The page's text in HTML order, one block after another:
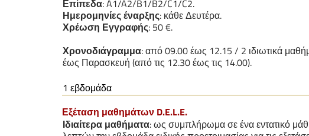
Επίπεδα: A1/A2/B1/B2/C1/C2.
Ημερομηνίες έναρξης: κάθε Δευτέρα.
Χρέωση Εγγραφής: 50 €.
Χρονοδιάγραμμα: από 09.00 έως 12.15 / 2 ιδιωτικά
έως Παρασκευή (από τις 12.30 έως τις 14.00).
1 εβδομάδα
Εξέταση μαθημάτων D.E.L.E.
Ιδιαίτερα μαθήματα: ως συμπλήρωμα σε ένα εντατικό